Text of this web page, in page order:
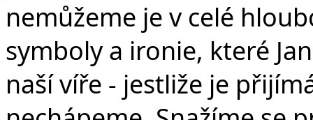
nemůžeme je v celé
symboly a ironie, které
naší víře - jestliže je